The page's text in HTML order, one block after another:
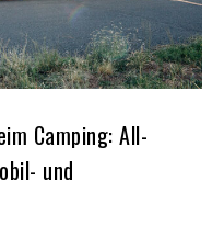
Camping: All-
und